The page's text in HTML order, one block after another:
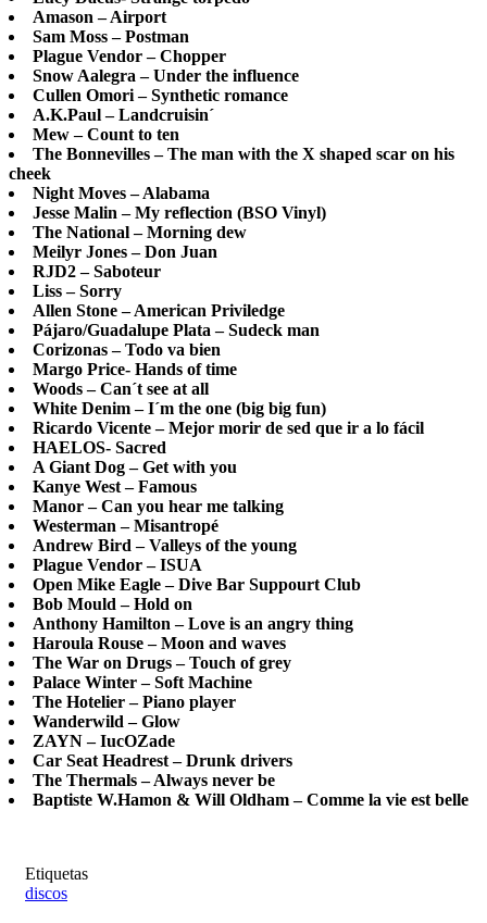
Amason – Airport
Sam Moss – Postman
Plague Vendor – Chopper
Snow Aalegra – Under the influence
Cullen Omori – Synthetic romance
A.K.Paul – Landcruisin´
Mew – Count to ten
The Bonnevilles – The man with the X shaped scar on his
cheek
Night Moves – Alabama
Jesse Malin – My reflection (BSO Vinyl)
The National – Morning dew
Meilyr Jones – Don Juan
RJD2 – Saboteur
Liss – Sorry
Allen Stone – American Priviledge
Pájaro/Guadalupe Plata – Sudeck man
Corizonas – Todo va bien
Margo Price- Hands of time
Woods – Can´t see at all
White Denim – I´m the one (big big fun)
Ricardo Vicente – Mejor morir de sed que ir a lo fácil
HAELOS- Sacred
A Giant Dog – Get with you
Kanye West – Famous
Manor – Can you hear me talking
Westerman – Misantropé
Andrew Bird – Valleys of the young
Plague Vendor – ISUA
Open Mike Eagle – Dive Bar Suppourt Club
Bob Mould – Hold on
Anthony Hamilton – Love is an angry thing
Haroula Rouse – Moon and waves
The War on Drugs – Touch of grey
Palace Winter – Soft Machine
The Hotelier – Piano player
Wanderwild – Glow
ZAYN – IucOZade
Car Seat Headrest – Drunk drivers
The Thermals – Always never be
Baptiste W.Hamon & Will Oldham – Comme la vie est belle
Etiquetas
discos